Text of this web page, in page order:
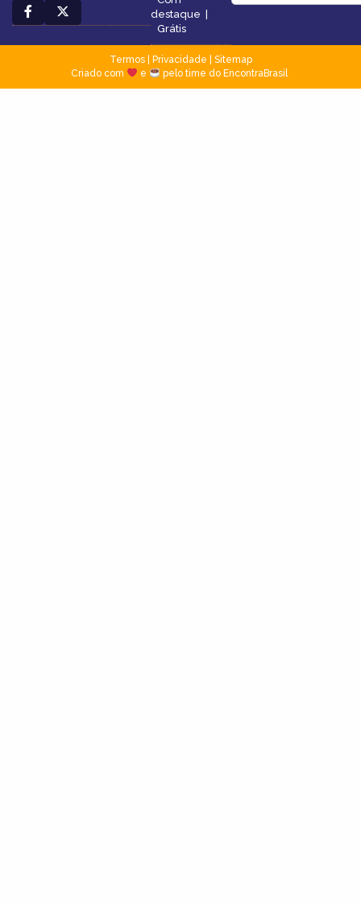
destaque
Grátis
Termos| Privacidade
Sitemap
Criado com
e pelo time do EncontraBrasil